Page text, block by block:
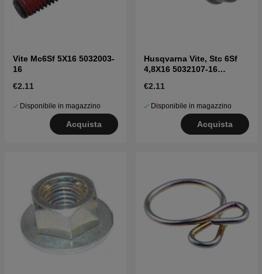
Vite Mc6Sf 5X16 5032003-
16
€2.11
Disponibile in magazzino
Acquista
Husqvarna Vite, Stc 6Sf
4,8X16 5032107-16
€2.11
Disponibile in magazzino
Acquista